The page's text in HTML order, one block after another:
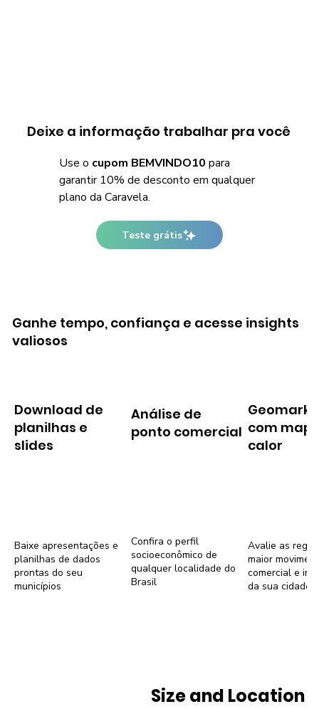
Deixe a informação trabalhar pra você
Use o cupom BEMVINDO10 para
garantir 10% de desconto em qualquer
plano da Caravela.
Teste grátis
Download de
planilhas e
slides
Baixe apresentações e
planilhas de dados
prontas do seu
municípios
Análise de
ponto comercial
Confira o perfil
socioeconômico de
qualquer localidade do
Brasil
com
calor
Avalie as
maior
comercial e
da sua cidade
Ganhe tempo, confiança e acesse insights
valiosos
Size and Location